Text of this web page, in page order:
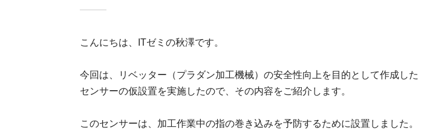
こんにちは、 ITゼミの秋澤です。
今回は、リベッター（プラダン加工機械）の安全性向上を目的として作成した
センサーの仮設置を実施したので、その内容をご紹介します。
このセンサーは、加工作業中の指の巻き込みを予防するために設置しました。